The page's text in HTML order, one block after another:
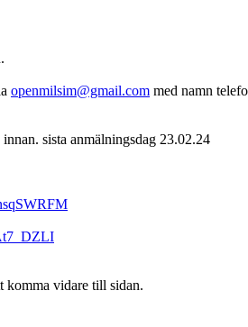
openmilsim@gmail.com med namn
sista anmälningsdag 23.02.24
komma vidare till sidan.